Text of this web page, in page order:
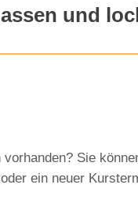
und
Sie
ein neuer